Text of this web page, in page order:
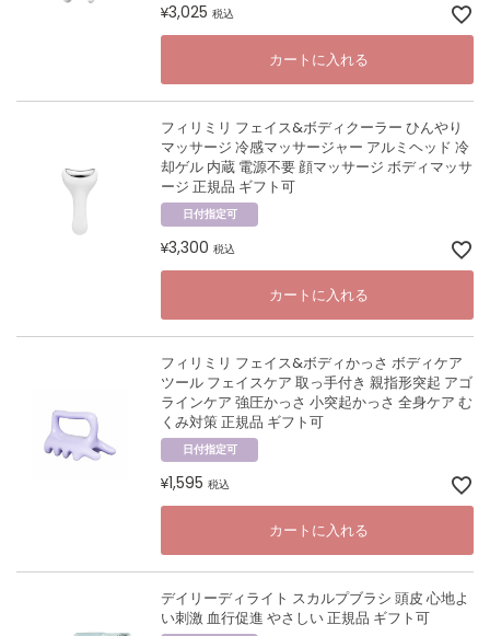
¥3,025 税込
カートに入れる
フィリミリ フェイス&ボディクーラー ひんやり
マッサージ 冷感マッサージャー アルミヘッド 冷
却ゲル 内蔵 電源不要 顔マッサージ ボディマッサ
ージ 正規品 ギフト可
日付指定可
¥3,300 税込
カートに入れる
フィリミリ フェイス&ボディかっさ ボディケア
ツール フェイスケア 取っ手付き 親指形突起 アゴ
ラインケア 強圧かっさ 小突起かっさ 全身ケア む
くみ対策 正規品 ギフト可
日付指定可
¥1,595 税込
カートに入れる
デイリーディライト スカルプブラシ 頭皮 心地よ
い刺激 血行促進 やさしい 正規品 ギフト可